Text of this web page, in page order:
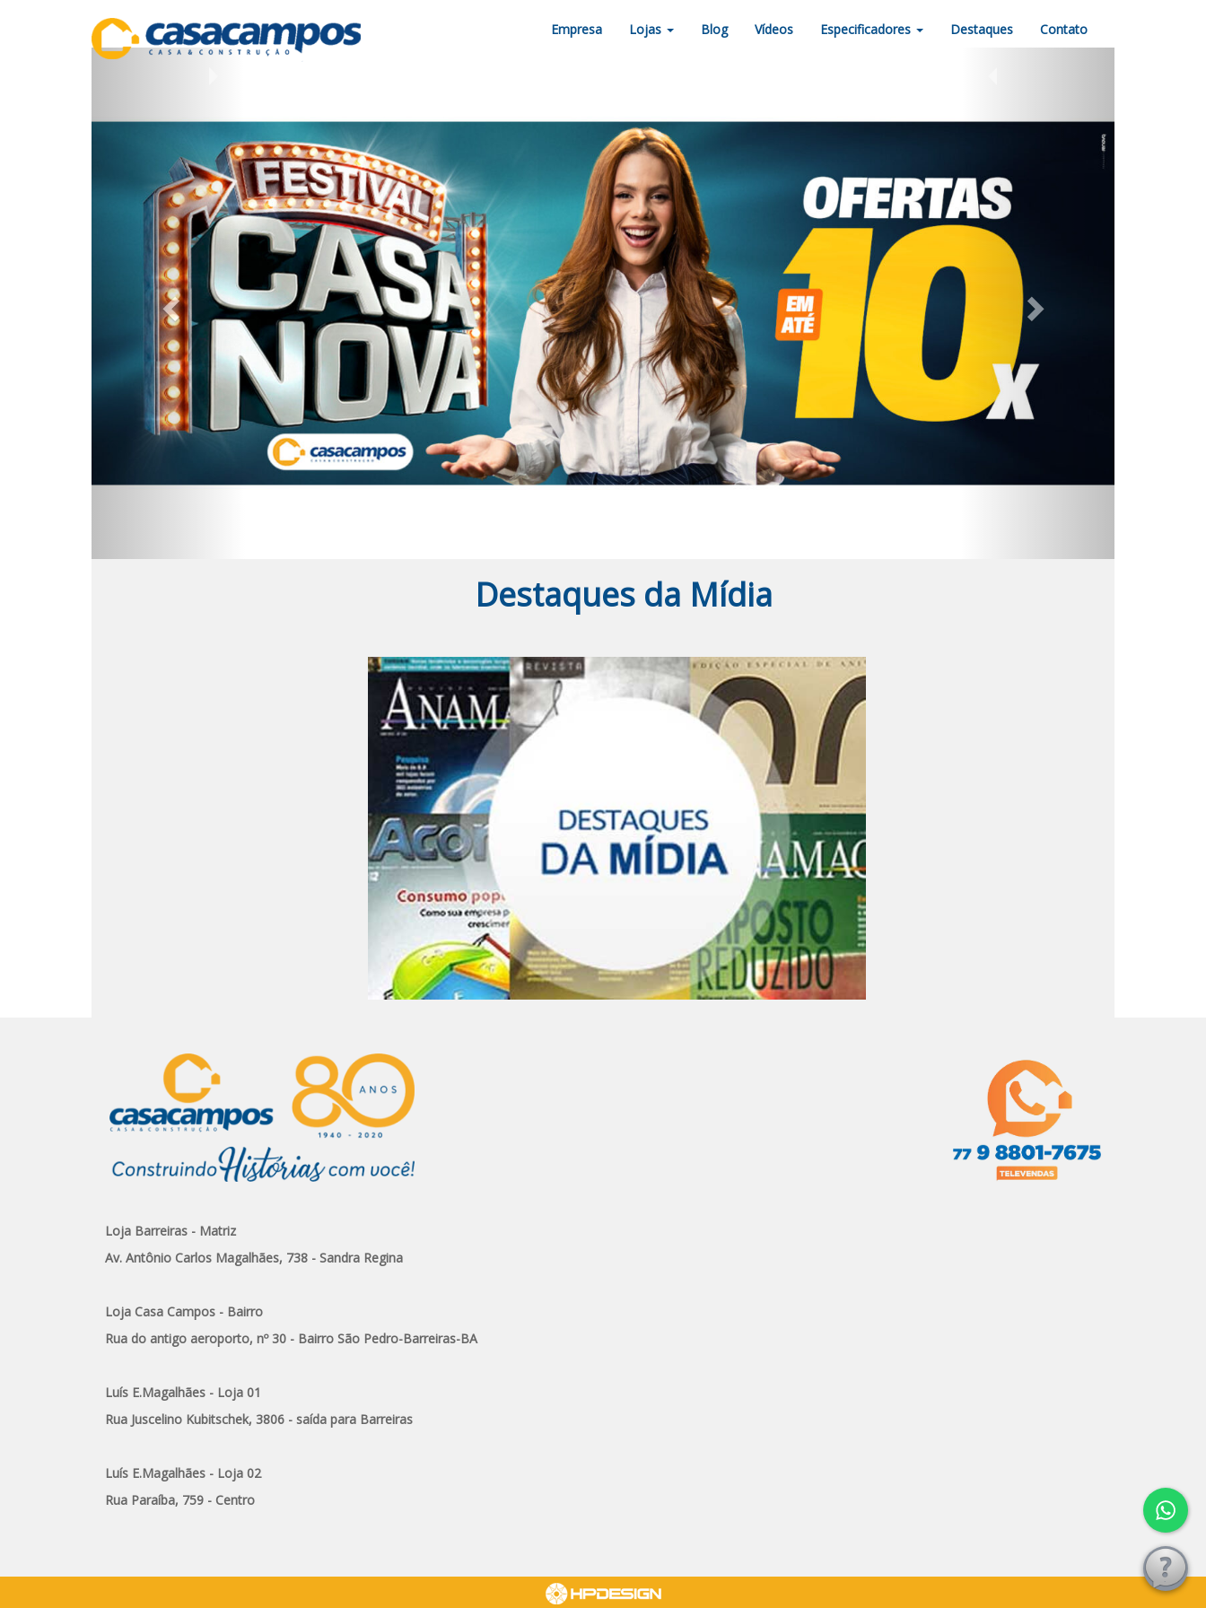
Empresa Lojas Blog Vídeos Especificadores Destaques Contato
Previous
Destaques da Mídia
Loja Barreiras - Matriz
Av. Antônio Carlos Magalhães, 738 - Sandra Regina
Loja Casa Campos - Bairro
Rua do antigo aeroporto, nº 30 - Bairro São Pedro-Barreiras-BA
Luís E.Magalhães - Loja 01
Rua Juscelino Kubitschek, 3806 - saída para Barreiras
Luís E.Magalhães - Loja 02
Rua Paraíba, 759 - Centro